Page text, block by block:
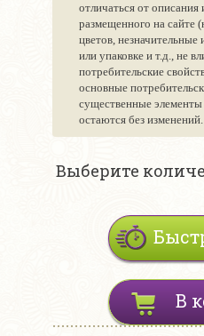
отличаться от
размещенного на сайте
цветов, незначительные
или упаковке и т.д., не
потребительские
основные
существенные элементы
остаются без изменений.
Выберите
В